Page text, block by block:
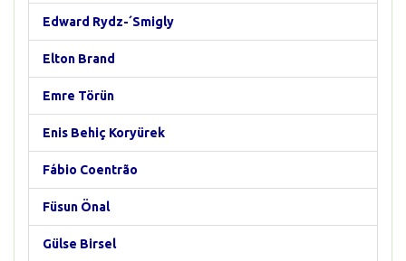
Edward Rydz-´Smigly
Elton Brand
Emre Törün
Enis Behiç Koryürek
Fábio Coentrão
Füsun Önal
Gülse Birsel